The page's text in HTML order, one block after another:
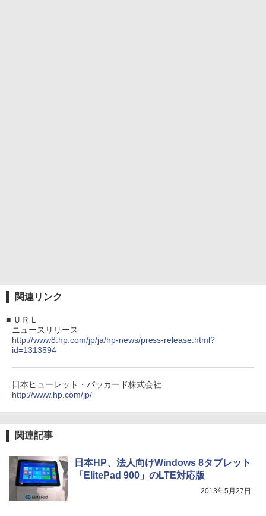
関連リンク
■ ＵＲＬ
ニュースリリース
http://www8.hp.com/jp/ja/hp-news/press-release.html?
id=1313594
日本ヒューレット・パッカード株式会社
http://www.hp.com/jp/
関連記事
日本HP、法人向けWindows 8タブレット
「ElitePad 900」のLTE対応版
2013年5月27日